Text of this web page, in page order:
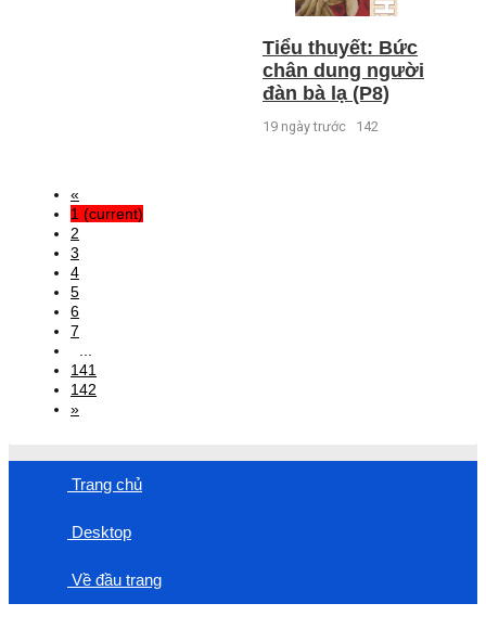
Tiểu thuyết: Bức
chân dung người
đàn bà lạ (P8)
19 ngày trước 142
«
1 (current)
2
3
4
5
6
7
141
142
»
Trang chủ
Desktop
Về đầu trang